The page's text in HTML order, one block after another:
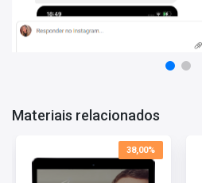
Matérias da Apostila:
Língua Portuguesa
Mais informações sobre o
Carmo do Cajuru - MG 2022:
Vagas:102 Vagas
Inscrições:
De 22/03 a 22/04
Materiais relacionados
38,00%